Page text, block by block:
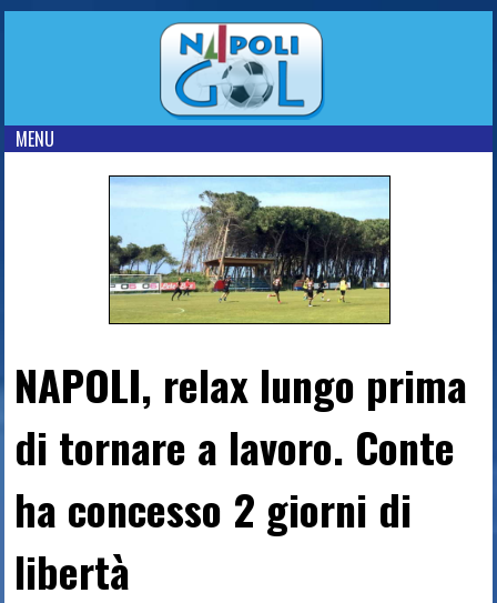
MENU
NAPOLI, relax lungo prima
di tornare a lavoro. Conte
ha concesso 2 giorni di
libertà